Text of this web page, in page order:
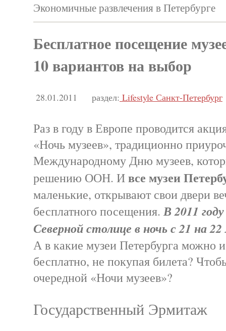
Экономичные развлечения в Петербурге
Бесплатное посещение
10 вариантов на выбор
28.01.2011 раздел: Lifestyle Санкт-Петербург
Раз в году в Европе проводится
«Ночь музеев», традиционно
Международному Дню музеев,
решению ООН. Ивсе музеи
маленькие, открывают свои двери
бесплатного посещения. В 2011
Северной столице в ночь с 21 на
А в какие музеи Петербурга можно
бесплатно, не покупая билета?
очередной «Ночи музеев»?
Государственный Эрмитаж